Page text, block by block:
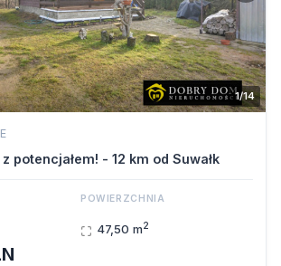
1/14
potencjałem! - 12 km od Suwałk
POWIERZCHNIA
47,50 m2